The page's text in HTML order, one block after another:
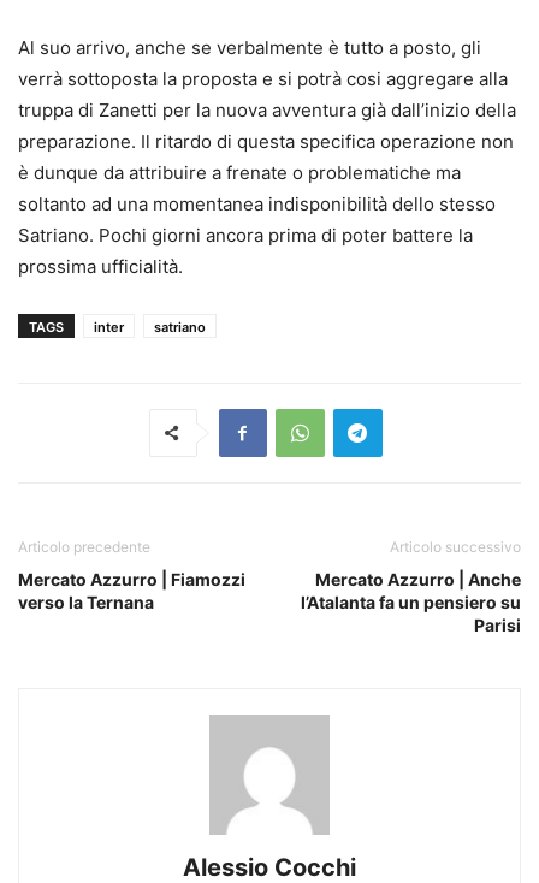
Al suo arrivo, anche se verbalmente è tutto a posto, gli
verrà sottoposta la proposta e si potrà cosi aggregare alla
truppa di Zanetti per la nuova avventura già dall’inizio della
preparazione. Il ritardo di questa specifica operazione non
è dunque da attribuire a frenate o problematiche ma
soltanto ad una momentanea indisponibilità dello stesso
Satriano. Pochi giorni ancora prima di poter battere la
prossima ufficialità.
TAGS inter satriano
Articolo precedente
Mercato Azzurro | Fiamozzi
verso la Ternana
Articolo successivo
Mercato Azzurro | Anche
l’Atalanta fa un pensiero su
Parisi
Alessio Cocchi